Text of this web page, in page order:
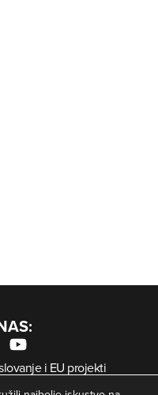
i EU projekti
Zaštita privatnosti